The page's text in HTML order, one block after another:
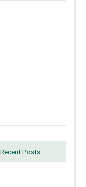
Recent Posts